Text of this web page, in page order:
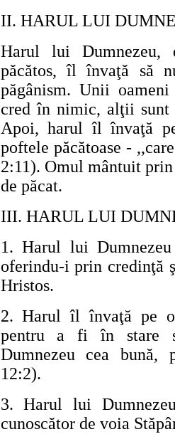
II. HARUL LUI
Harul lui Dumnezeu,
păcătos, îl învaţă să
păgânism. Unii
cred în nimic, alţii sunt
Apoi, harul îl învaţă
poftele păcătoase -
2:11). Omul mântuit
de păcat.
III. HARUL LUI
1. Harul lui
oferindu-i prin credinţă
Hristos.
2. Harul îl învaţă pe
pentru a fi în stare
Dumnezeu cea bună,
12:2).
3. Harul lui
cunoscător de voia